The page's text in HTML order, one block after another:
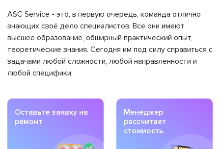
ASC Service - это, в первую очередь, команда отлично
знающих своё дело специалистов. Все они имеют
высшее образование, обширный практический опыт,
теоретические знания. Сегодня им под силу справиться с
задачами любой сложности, любой направленности и
любой специфики.
Оставьте заявку на
ремонт
Менеджер
рассчитает
стоимость